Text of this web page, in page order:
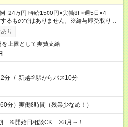
24万円 時給1500円×実働8h×週5日×4
るものではありません。※給与即受取りサ
条件有）
り
を上限として実費支給
分 / 新越谷駅からバス10分
分）実働8時間（残業少なめ！）
期 ※開始日相談OK ※8月～！